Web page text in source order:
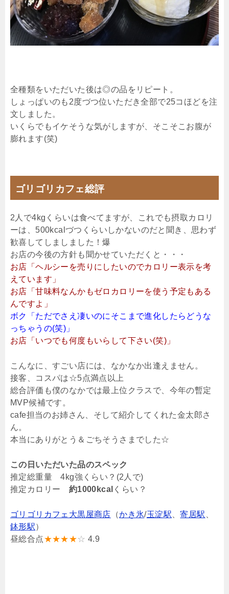
全種類をいただいた後は◎の品をリピート。
しょっぱいのも2度づつ位いただき全部で25コほどを注
文しました。
いくらでもイケそうな気がしますが、そこそこお腹が
膨れます(笑)
ゴリゴリカフェ総評
2人で4kgくらいは食べてますが、これでも摂取カロリ
ーは、500kcalづつくらいしかないのだと聞き、思わず
歓喜してしましました！爆
お店の今後の方針も聞かせていただくと・・・
お店「ヘルシーを売りにしたいのでカロリー表示を考
えています」
お店「甘味料なんかもゼロカロリーを使う予定もある
んですよ」
ボク「ただでさえ凄いのにそこまで進化したらどうな
っちゃうの(笑)」
お店「いつでも何度もいらして下さい(笑)」
こんなに、すごい店には、なかなか出逢えません。
接客、コスパは☆5点満点以上
総合評価も僕のなかでは最上位クラスで、今年の暫定
MVP候補です。
cafe担当のお姉さん、そして紹介してくれた金太郎さ
ん。
本当にありがとう＆ごちそうさまでした☆
この日いただいた品のスペック
推定総重量 4kg強くらい？(2人で)
推定カロリー 約1000kcal くらい？
ゴリゴリカフェ大黒屋商店 （かき氷/玉淀駅 、寄居駅
鉢形駅）
昼総合点★★★★☆ 4.9